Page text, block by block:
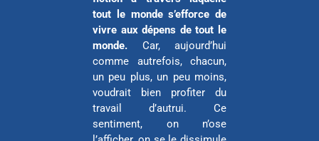
tout le monde s’efforce de
vivre aux dépens de tout le
monde. Car, aujourd’hui
comme autrefois, chacun,
un peu plus, un peu moins,
voudrait bien profiter du
travail d’autrui. Ce
sentiment, on n’ose